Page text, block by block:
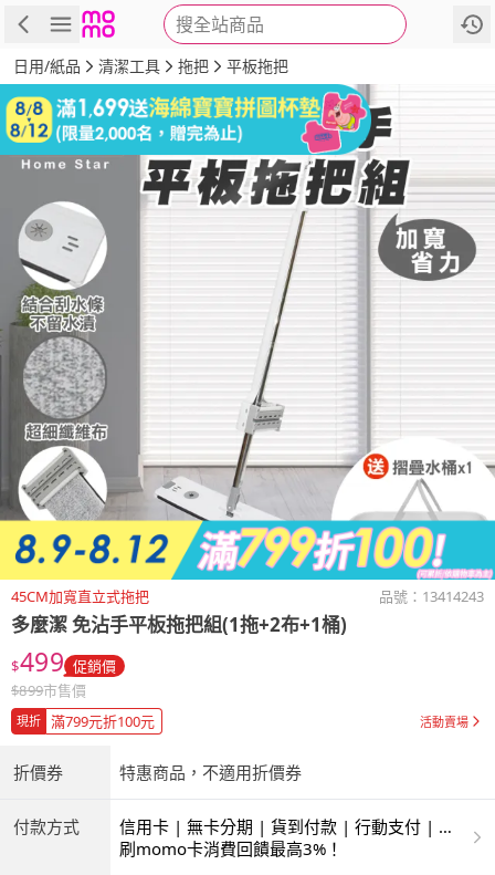
搜全站商品
商品 評價 詳情
日用/紙品 清潔工具 拖把 平板拖把
45CM加寬直立式拖把 品號： 13414243
多麼潔免沾手平板拖把組(1拖+2布+1桶)
$499 促銷價
$899市售價
現折 滿799元折100元 活動賣場
折價券 特惠商品，不適用折價券
付款方式
信用卡 | 無卡分期 | 貨到付款 | 行動支付 | 超
商付款 | ATM | 銀聯卡
刷momo卡消費回饋最高3%！